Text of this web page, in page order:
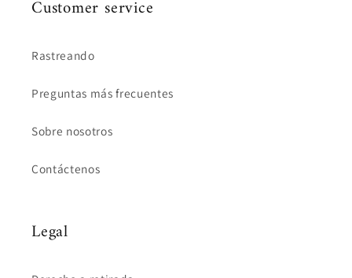
Customer service
Rastreando
Preguntas más frecuentes
Sobre nosotros
Contáctenos
Legal